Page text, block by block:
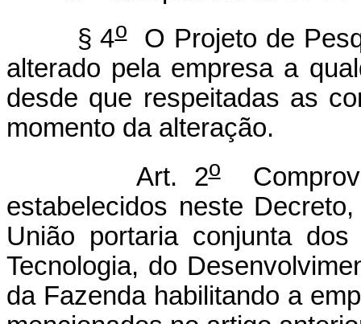
§ 4oO Projeto de
alterado pela empresa a
desde que respeitadas as
momento da alteração.
Art. 2o
estabelecidos neste
União portaria conjunta
Tecnologia, do
da Fazenda habilitando a